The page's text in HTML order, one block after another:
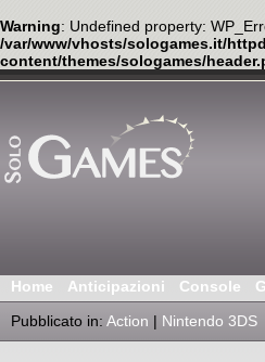
Warning: Undefined property:
/var/www/vhosts/sologames.it/
content/themes/sologames/
Home Anticipazioni Console
Pubblicato in: Action | Nintendo 3DS